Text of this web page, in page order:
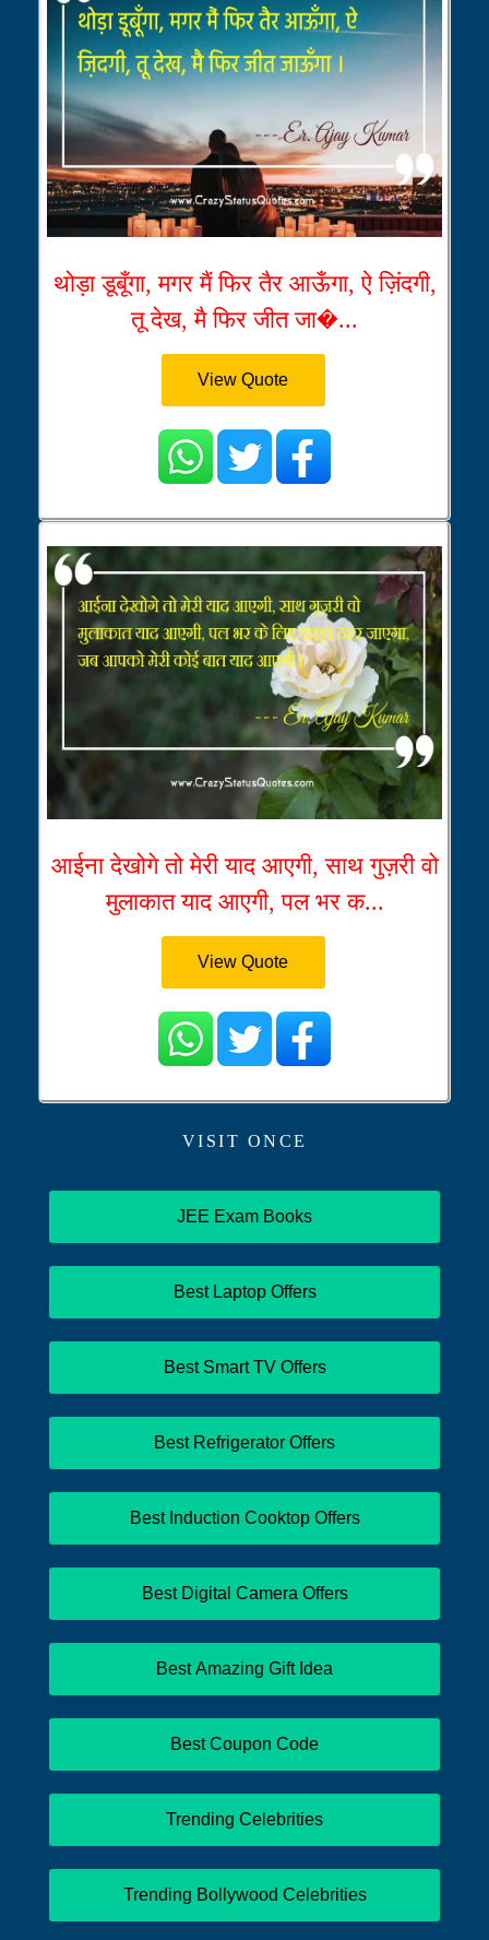
थोड़ा डूबूँगा, मगर मैं फिर तैर आऊँगा, ऐ ज़िंदगी,
तू देख, मै फिर जीत जा�...
View Quote
आईना देखोगे तो मेरी याद आएगी, साथ गुज़री वो
मुलाकात याद आएगी, पल भर क...
View Quote
VISIT ONCE
JEE Exam Books
Best Laptop Offers
Best Smart TV Offers
Best Refrigerator Offers
Best Induction Cooktop Offers
Best Digital Camera Offers
Best Amazing Gift Idea
Best Coupon Code
Trending Celebrities
Trending Bollywood Celebrities